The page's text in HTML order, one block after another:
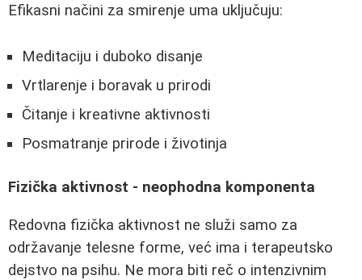
Efikasni načini za smirenje uma uključuju:
Meditaciju i duboko disanje
Vrtlarenje i boravak u prirodi
Čitanje i kreativne aktivnosti
Posmatranje prirode i životinja
Fizička aktivnost - neophodna komponenta
Redovna fizička aktivnost ne služi samo za
održavanje telesne forme, već ima i terapeutsko
dejstvo na psihu. Ne mora biti reč o intenzivnim